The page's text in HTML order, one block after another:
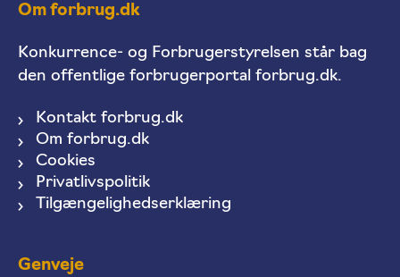
Om forbrug.dk
Konkurrence- og Forbrugerstyrelsen står bag
den offentlige forbrugerportal forbrug.dk.
Kontakt forbrug.dk
Om forbrug.dk
Cookies
Privatlivspolitik
Tilgængelighedserklæring
Genveje